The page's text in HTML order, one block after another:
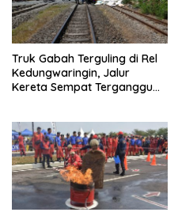
Truk Gabah Terguling di Rel
Kedungwaringin, Jalur
Kereta Sempat Terganggu